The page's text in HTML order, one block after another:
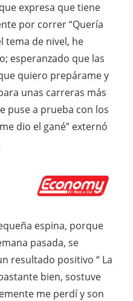
expresa que tiene
por correr “Quería
tema de nivel, he
esperanzado que las
quiero prepárame y
unas carreras más
puse a prueba con los
dio el gané” externó
espina, porque
pasada, se
resultado positivo “ La
bien, sostuve
me perdí y son